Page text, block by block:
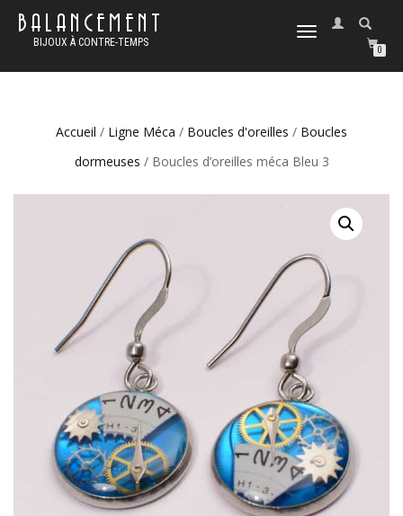
BALANCEMENT
BIJOUX À CONTRE-TEMPS
DÉPLIER
0
Accueil / Ligne Méca / Boucles d'oreilles / Boucles
dormeuses / Boucles d’oreilles méca Bleu 3